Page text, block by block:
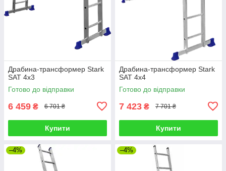
Драбина-трансформер Stark
SAT 4х3
Готово до відправки
6 459 ₴ 6 701 ₴
Купити
Драбина-трансформер Stark
SAT 4х4
Готово до відправки
7 423 ₴ 7 701 ₴
Купити
–4% –4%